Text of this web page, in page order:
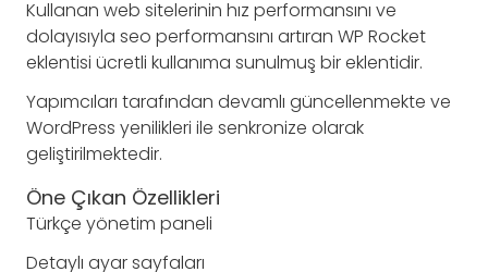
Kullanan web sitelerinin hız performansını ve
dolayısıyla seo performansını artıran WP Rocket
eklentisi ücretli kullanıma sunulmuş bir eklentidir.
Yapımcıları tarafından devamlı güncellenmekte ve
WordPress yenilikleri ile senkronize olarak
geliştirilmektedir.
Öne Çıkan Özellikleri
Türkçe yönetim paneli
Detaylı ayar sayfaları